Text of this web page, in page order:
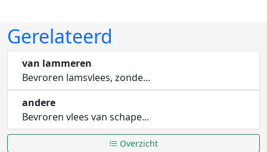
Gerelateerd
van lammeren
Bevroren lamsvlees, zonde...
andere
Bevroren vlees van schape...
Overzicht